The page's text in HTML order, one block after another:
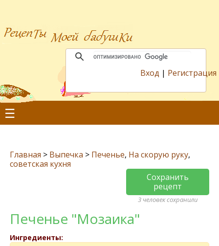
Вход | Регистрация
☰
Главная > Выпечка > Печенье, На скорую руку,
советская кухня
Сохранить
рецепт
3 человек сохранили
Печенье "Мозаика"
Ингредиенты: